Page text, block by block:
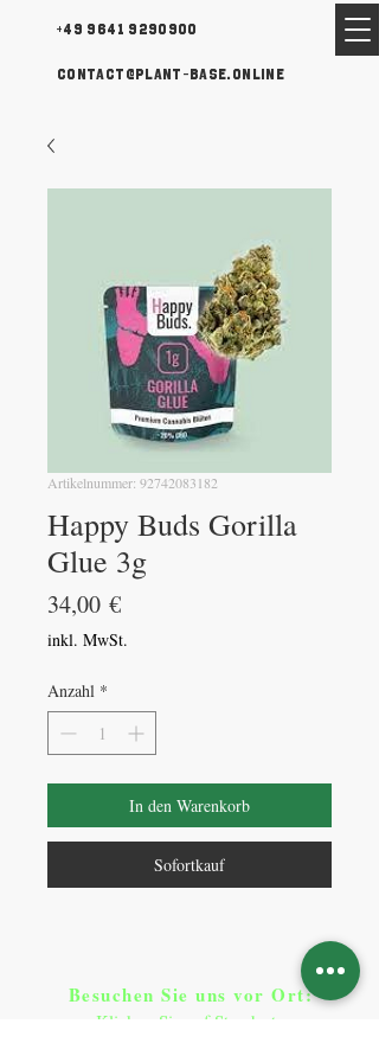
+49 9641 9290900
contact@plant-base.online
Artikelnummer: 92742083182
Happy Buds Gorilla
Glue 3g
34,00 €Preis
inkl. MwSt.
Anzahl *
In den Warenkorb
Sofortkauf
Besuchen Sie uns vor Ort​:
Klicken Sie auf Standorte